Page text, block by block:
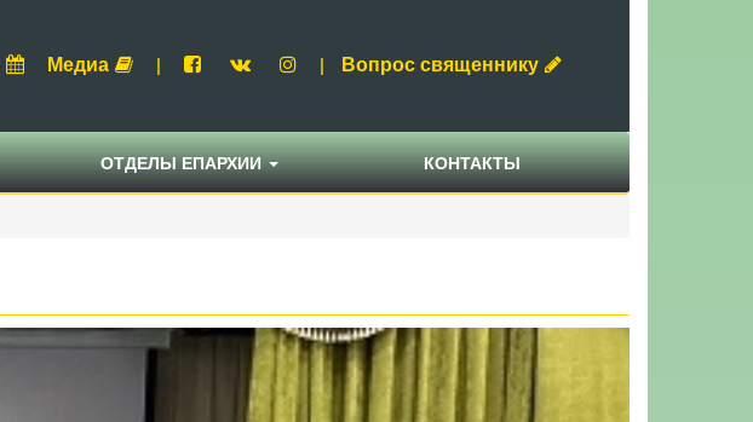
Медиа | | Вопрос священнику
ОТДЕЛЫ ЕПАРХИИ КОНТАКТЫ